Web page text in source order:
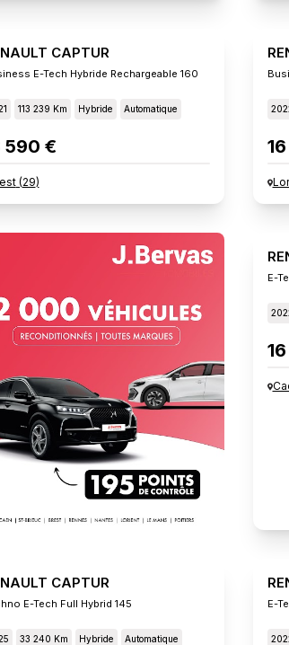
CAPTUR
E-Tech Hybride Rechargeable 160
113 239 Km Hybride Automatique
590 €
(29)
E-
CAPTUR
E-Tech Full Hybrid 145
33 240 Km Hybride Automatique
E-